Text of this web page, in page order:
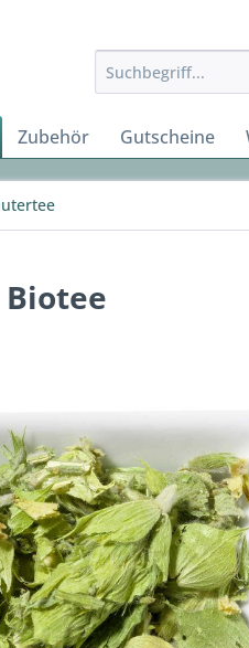
Zubehör Gutscheine